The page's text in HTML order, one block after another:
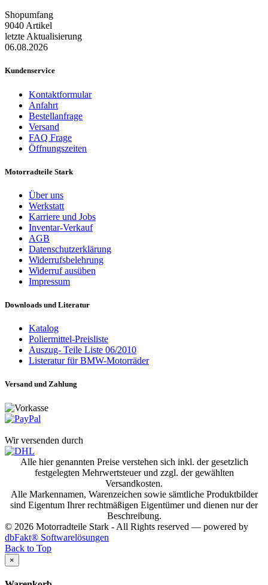
Shopumfang
9040 Artikel
letzte Aktualisierung
06.08.2026
Kundenservice
Kontaktformular
Anfahrt
Bestellanfrage
Versand
FAQ Frage
Öffnungszeiten
Motorradteile Stark
Über uns
Werkstatt
Karriere und Jobs
Inventar-Verkauf
AGB
Datenschutzerklärung
Widerrufsbelehrung
Widerruf ausüben
Impressum
Downloads und Literatur
Katalog
Poliermittel-Preisliste
Auszug- Teile Liste 06/2010
Listeratur für BMW-Motorräder
Versand und Zahlung
Wir versenden durch
Alle hier genannten Preise verstehen sich inkl. der gesetzlich
festgelegten Mehrwertsteuer und zzgl. der gewählten
Versandkosten.
Alle Markennamen, Warenzeichen sowie sämtliche Produktbilder
sind Eigentum Ihrer rechtmäßigen Eigentümer und dienen nur der
Beschreibung.
© 2026 Motorradteile Stark - All Rights reserved — powered by
dbFakt® Softwarelösungen
Back to Top
×